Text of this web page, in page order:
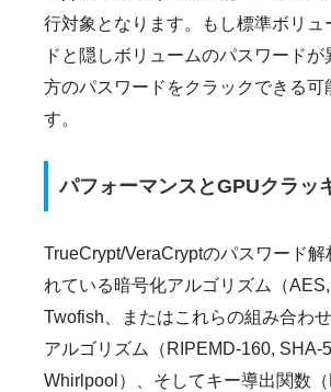
行対象となります。もし標準ボリュ
ドと隠しボリュームのパスワードが
方のパスワードをクラックできる可
す。
パフォーマンスとGPUクラッ
TrueCrypt/VeraCryptのパスワード解
れている暗号化アルゴリズム（
Twofish、またはこれらの組み合わ
アルゴリズム（RIPEMD-160, SHA-
Whirlpool）、そしてキー導出関数